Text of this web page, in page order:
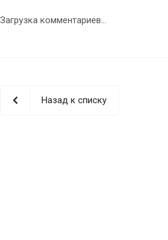
Загрузка комментариев...
Назад к списку